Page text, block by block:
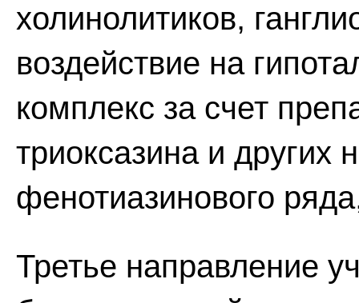
холинолитиков,
воздействие на
комплекс за счет
триоксазина и других
фенотиазинового
Третье направление